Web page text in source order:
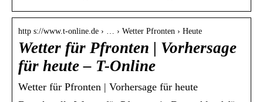
http s://www.t-online.de › … › Wetter Pfronten › Heute
Wetter für Pfronten | Vorhersage
für heute – T-Online
Wetter für Pfronten | Vorhersage für heute